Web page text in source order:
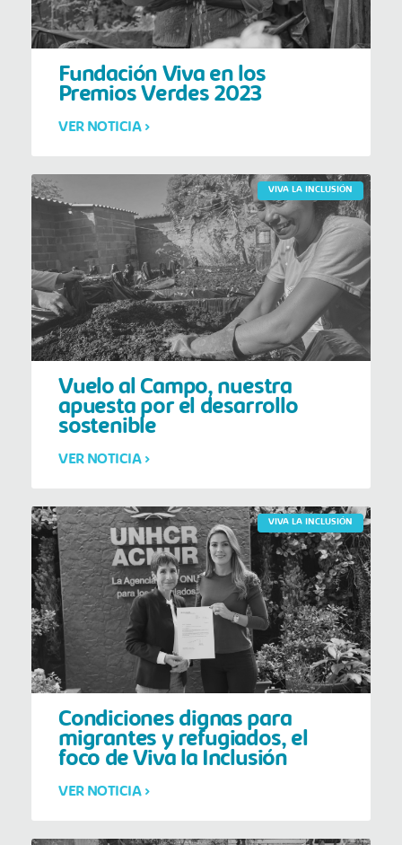
Fundación Viva en los
Premios Verdes 2023
VER NOTICIA >
VIVA LA INCLUSIÓN
Vuelo al Campo, nuestra
apuesta por el desarrollo
sostenible
VER NOTICIA >
VIVA LA INCLUSIÓN
Condiciones dignas para
migrantes y refugiados, el
foco de Viva la Inclusión
VER NOTICIA >